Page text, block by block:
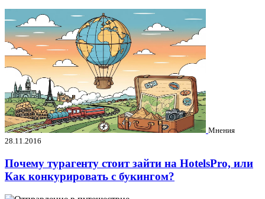
Мнения
28.11.2016
Почему турагенту стоит зайти на HotelsPro, или
Как конкурировать с букингом?